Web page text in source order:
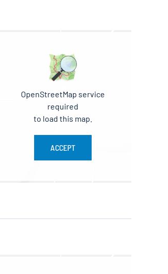
OpenStreetMap service
required
to load this map.
ACCEPT